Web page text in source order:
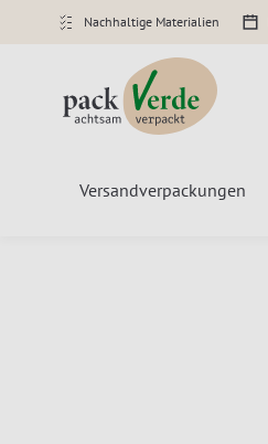
Nachhaltige Materialien
Versandverpackungen